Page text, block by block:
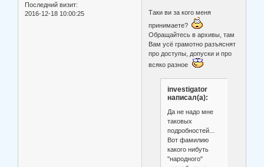
Последний визит:
2016-12-18 10:00:25
Таки ви за кого меня
принимаете?
Обращайтесь в архивы, там
Вам усё грамотно разъяснят
про доступы, допуски и про
всяко разное
investigator
написал(а):
Да не надо мне
таковых
подробностей...
Вот фамилию
какого нибуть
"народного"